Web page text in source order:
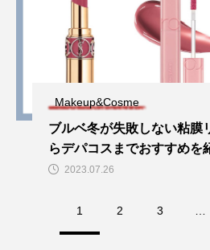
Makeup&Cosme
ブルベ冬が失敗しない粘
らデパコスまでおすすめを
2023.07.26
1 2 3